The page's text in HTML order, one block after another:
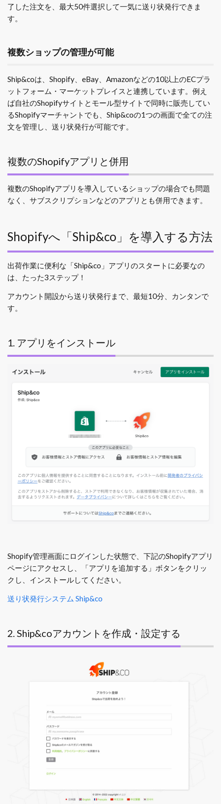
了した注文を、最大50件選択して一気に送り状発行できま
す。
複数ショップの管理が可能
Ship&coは、Shopify、eBay、Amazonなどの10以上のECプラ
ットフォーム・マーケットプレイスと連携しています。例え
ば自社のShopifyサイトとモール型サイトで同時に販売してい
るShopifyマーチャントでも、Ship&coの1つの画面で全ての注
文を管理し、送り状発行が可能です。
複数のShopifyアプリと併用
複数のShopifyアプリを導入しているショップの場合でも問題
なく、サブスクリプションなどのアプリとも併用できます。
Shopifyへ「Ship&co」を導入する方法
出荷作業に便利な「Ship&co」アプリのスタートに必要なの
は、たった3ステップ！
アカウント開設から送り状発行まで、最短10分、カンタンで
す。
1. アプリをインストール
Shopify管理画面にログインした状態で、下記のShopifyアプリ
ページにアクセスし、「アプリを追加する」ボタンをクリッ
クし、インストールしてください。
送り状発行システム Ship&co
2. Ship&coアカウントを作成・設定する